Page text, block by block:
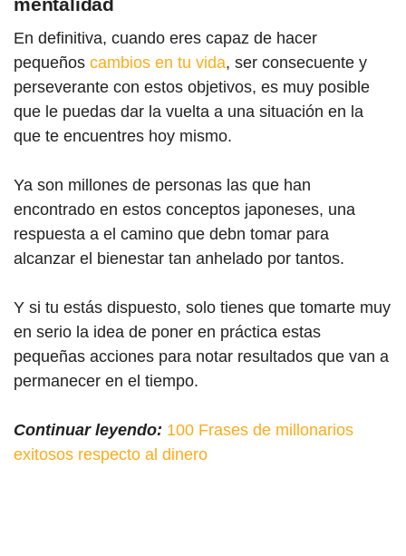
En definitiva, cuando eres capaz de hacer
pequeños cambios en tu vida, ser consecuente y
perseverante con estos objetivos, es muy posible
que le puedas dar la vuelta a una situación en la
que te encuentres hoy mismo.
Ya son millones de personas las que han
encontrado en estos conceptos japoneses, una
respuesta a el camino que debn tomar para
alcanzar el bienestar tan anhelado por tantos.
Y si tu estás dispuesto, solo tienes que tomarte muy
en serio la idea de poner en práctica estas
pequeñas acciones para notar resultados que van a
permanecer en el tiempo.
Continuar leyendo: 100 Frases de millonarios
exitosos respecto al dinero